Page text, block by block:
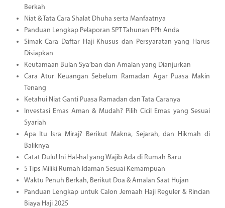
Berkah
Niat & Tata Cara Shalat Dhuha serta Manfaatnya
Panduan Lengkap Pelaporan SPT Tahunan PPh Anda
Simak Cara Daftar Haji Khusus dan Persyaratan yang Harus
Disiapkan
Keutamaan Bulan Sya’ban dan Amalan yang Dianjurkan
Cara Atur Keuangan Sebelum Ramadan Agar Puasa Makin
Tenang
Ketahui Niat Ganti Puasa Ramadan dan Tata Caranya
Investasi Emas Aman & Mudah? Pilih Cicil Emas yang Sesuai
Syariah
Apa Itu Isra Miraj? Berikut Makna, Sejarah, dan Hikmah di
Baliknya
Catat Dulu! Ini Hal-hal yang Wajib Ada di Rumah Baru
5 Tips Miliki Rumah Idaman Sesuai Kemampuan
Waktu Penuh Berkah, Berikut Doa & Amalan Saat Hujan
Panduan Lengkap untuk Calon Jemaah Haji Reguler & Rincian
Biaya Haji 2025